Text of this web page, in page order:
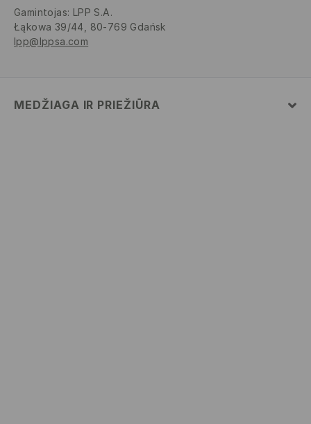
Gamintojas: LPP S.A.
Łąkowa 39/44, 80-769 Gdańsk
lpp@lppsa.com
MEDŽIAGA IR PRIEŽIŪRA